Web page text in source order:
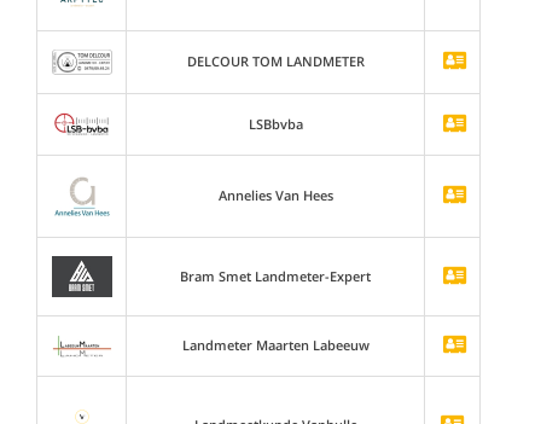
DELCOUR TOM LANDMETER
LSBbvba
Annelies Van Hees
Bram Smet Landmeter-Expert
Landmeter Maarten Labeeuw